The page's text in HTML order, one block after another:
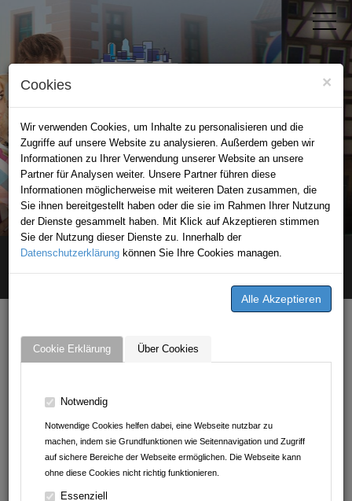
×
Cookies
Wir verwenden Cookies, um Inhalte zu personalisieren und die
Zugriffe auf unsere Website zu analysieren. Außerdem geben wir
Informationen zu Ihrer Verwendung unserer Website an unsere
Partner für Analysen weiter. Unsere Partner führen diese
Informationen möglicherweise mit weiteren Daten zusammen, die
Sie ihnen bereitgestellt haben oder die sie im Rahmen Ihrer Nutzung
der Dienste gesammelt haben. Mit Klick auf Akzeptieren stimmen
Sie der Nutzung dieser Dienste zu. Innerhalb der
Datenschutzerklärung können Sie Ihre Cookies managen.
Cookie Erklärung Über Cookies
Notwendig
Notwendige Cookies helfen dabei, eine Webseite nutzbar zu
machen, indem sie Grundfunktionen wie Seitennavigation und Zugriff
auf sichere Bereiche der Webseite ermöglichen. Die Webseite kann
ohne diese Cookies nicht richtig funktionieren.
Essenziell
STADTPORTAL EPPINGEN
Home
stellenangebot
STELLENANGEBOTE VON
ATC Armoloy Technology Coatings GmbH & Co.KG
BAUMGÄRTNER & SCHULZ METALLBAU GmbH
Autohaus Schwarz GmbH&Co.KG